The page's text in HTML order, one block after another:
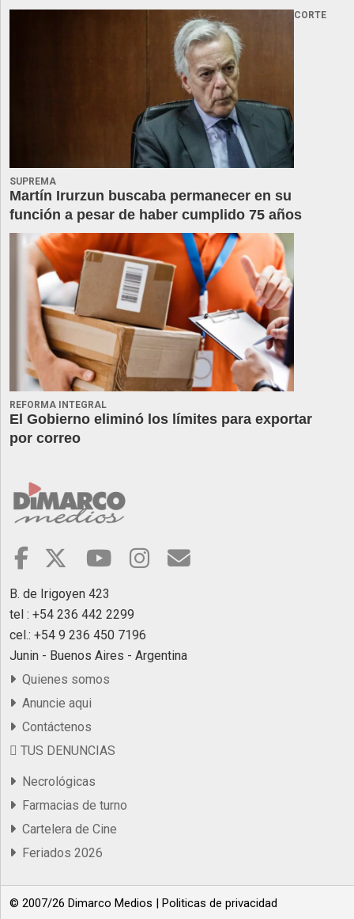
CORTE
SUPREMA
Martín Irurzun buscaba permanecer en su
función a pesar de haber cumplido 75 años
REFORMA INTEGRAL
El Gobierno eliminó los límites para exportar
por correo
B. de Irigoyen 423
tel : +54 236 442 2299
cel.: +54 9 236 450 7196
Junin - Buenos Aires - Argentina
Quienes somos
Anuncie aqui
Contáctenos
TUS DENUNCIAS
Necrológicas
Farmacias de turno
Cartelera de Cine
Feriados 2026
© 2007/26 Dimarco Medios | Politicas de privacidad